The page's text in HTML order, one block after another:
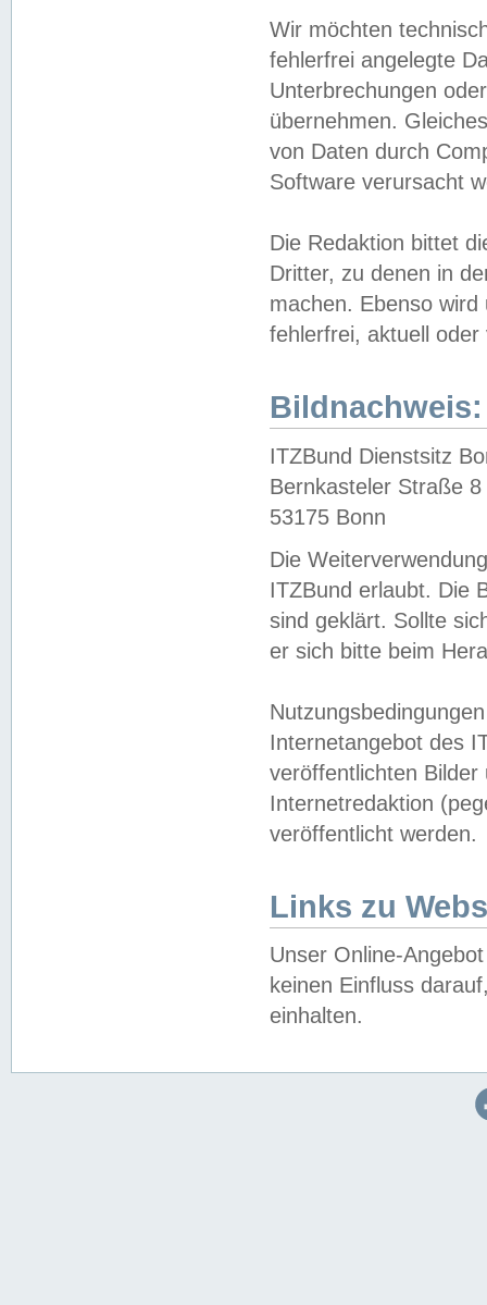
Wir möchten
fehlerfrei angelegte
Unterbrechungen
übernehmen.
von Daten durch
Software verursacht
Die Redaktion bittet
Dritter, zu denen in
machen. Ebenso
fehlerfrei, aktuell oder
Bildnachweis:
ITZBund Dienstsitz
Bernkasteler Straße 8
53175 Bonn
Die
ITZBund erlaubt. Die
sind geklärt. Sollte
er sich bitte beim
Internetangebot des
veröffentlichten
Internetredaktion
veröffentlicht werden.
Links zu
Unser Online-
keinen Einfluss
einhalten.